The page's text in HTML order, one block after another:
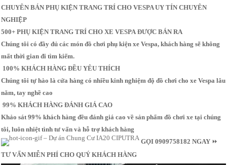
CHUYÊN BÁN PHỤ KIỆN TRANG TRÍ CHO VESPA UY TÍN CHUYÊN
NGHIỆP
500+ PHỤ KIỆN TRANG TRÍ CHO XE VESPA ĐƯỢC BÁN RA
Chúng tôi có đầy đủ các món đồ chơi phụ kiện xe Vespa, khách hàng sẽ không
mất thời gian đi tìm kiếm.
100% KHÁCH HÀNG ĐỀU YÊU THÍCH
Chúng tôi tự hào là cửa hàng có nhiều kinh nghiệm độ đồ chơi cho xe Vespa lâu
năm, tay nghề cao
99% KHÁCH HÀNG ĐÁNH GIÁ CAO
Khảo sát 99% khách hàng đều đánh giá cao về sản phẩm đồ chơi xe tại chúng
tôi, luôn nhiệt tình tư vấn và hỗ trợ khách hàng
GỌI 0909758182 NGAY ⏩
TƯ VẤN MIỄN PHÍ CHO QUÝ KHÁCH HÀNG